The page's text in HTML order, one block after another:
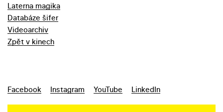
Laterna magika
Databáze šifer
Videoarchiv
Zpět v kinech
Facebook Instagram YouTube LinkedIn